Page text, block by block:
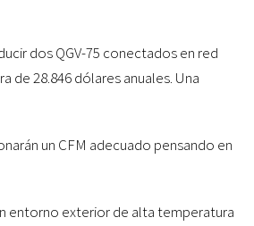
dos QGV-75 conectados en red
28.846 dólares anuales. Una
un CFM adecuado pensando en
entorno exterior de alta temperatura